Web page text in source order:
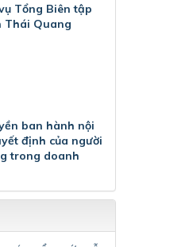
Tổng Biên tập
Thái Quang
ban hành nội
định của người
trong doanh